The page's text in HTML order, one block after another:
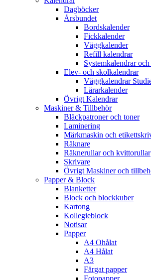
Dagböcker
Årsbundet
Bordskalender
Fickkalender
Väggkalender
Refill kalendrar
Systemkalendrar
Elev- och skolkalendrar
Väggkalendrar
Lärarkalender
Övrigt Kalendrar
Maskiner & Tillbehör
Bläckpatroner och toner
Laminering
Märkmaskin och
Räknare
Räknerullar och kvittorullar
Skrivare
Övrigt Maskiner och
Papper & Block
Blanketter
Block och blockkuber
Kartong
Kollegieblock
Notisar
Papper
A4 Ohålat
A4 Hålat
A3
Färgat papper
Fotopapper